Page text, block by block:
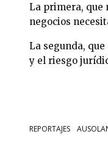
La primera, que
negocios
La segunda,
y el riesgo
REPORTAJES